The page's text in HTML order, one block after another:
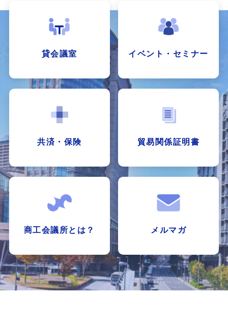
貸会議室 イベント・セミナー
共済・保険 貿易関係証明書
商工会議所とは？ メルマガ